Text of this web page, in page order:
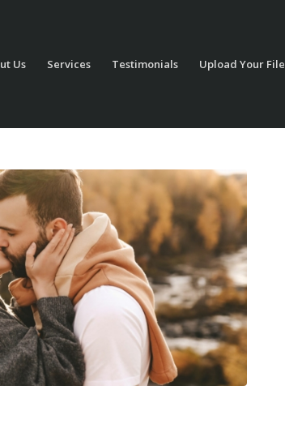
Us Services Testimonials Upload Your File